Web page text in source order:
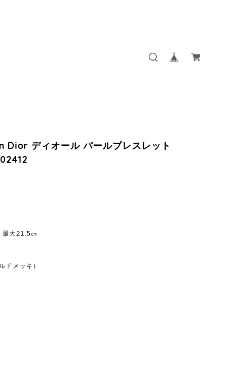
Dior ディオール パールブレスレット
大21.5㎝
メッキ）